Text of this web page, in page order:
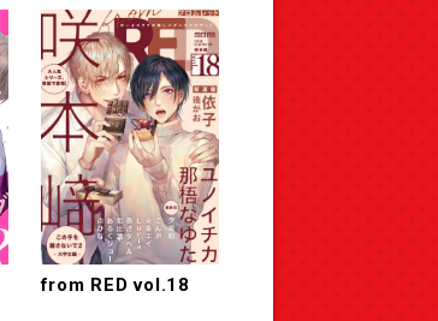
from RED vol.18